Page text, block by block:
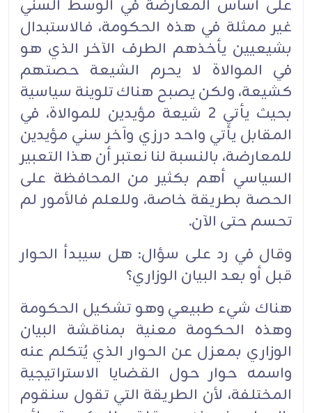
على أساس المعارضة في الوسط السني
غير ممثلة في هذه الحكومة، فالاستبدال
بشيعيين يأخذهم الطرف الآخر الذي هو
في الموالاة لا يحرم الشيعة حصتهم
كشيعة، ولكن يصبح هناك تلوينة سياسية
بحيث يأتي 2 شيعة مؤيدين للموالاة، في
المقابل يأتي واحد درزي وآخر سني مؤيدين
للمعارضة، بالنسبة لنا نعتبر أن هذا التعبير
السياسي أهم بكثير من المحافظة على
الحصة بطريقة خاصة، وللعلم فالأمور لم
تحسم حتى الآن.
وقال في رد على سؤال: هل سيبدأ الحوار
قبل أو بعد البيان الوزاري؟
هناك شيء طبيعي وهو تشكيل الحكومة
وهذه الحكومة معنية بمناقشة البيان
الوزاري بمعزل عن الحوار الذي يُتكلم عنه
واسمه حوار حول القضايا الاستراتيجية
المختلفة، لأن الطريقة التي تقول سنقوم